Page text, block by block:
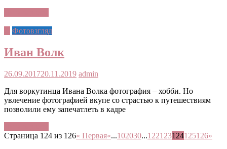
Фотовзгляд
Иван Волк
26.09.201720.11.2019 admin
Для воркутинца Ивана Волка фотография – хобби. Но
увлечение фотографией вкупе со страстью к путешествиям
позволили ему запечатлеть в кадре
Страница 124 из 126« Первая«...102030...122123124125126»